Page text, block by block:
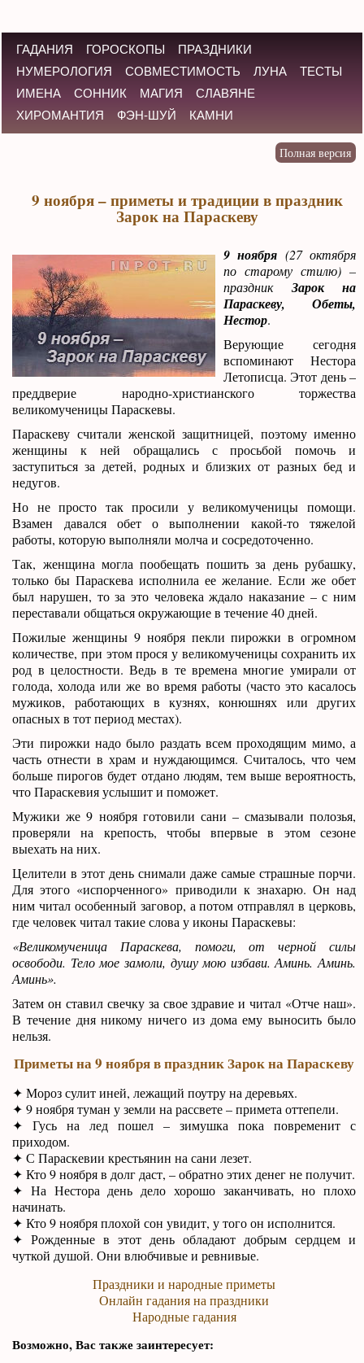
ГАДАНИЯ ГОРОСКОПЫ
ПРАЗДНИКИ
НУМЕРОЛОГИЯ
СОВМЕСТИМОСТЬ ЛУНА
ТЕСТЫ
ИМЕНА
СОННИК МАГИЯ
СЛАВЯНЕ
ХИРОМАНТИЯ
ФЭН-ШУЙ КАМНИ
9 ноября – приметы и традиции в праздник
Зарок на Параскеву
9 ноября (27 октября
по старому стилю) –
праздник Зарок на
Параскеву, Обеты,
Нестор.
Верующие сегодня
вспоминают Нестора
Летописца. Этот день –
преддверие народно-христианского торжества
великомученицы Параскевы.
Параскеву считали женской защитницей, поэтому именно
женщины к ней обращались с просьбой помочь и
заступиться за детей, родных и близких от разных бед и
недугов.
Но не просто так просили у великомученицы помощи.
Взамен давался обет о выполнении какой-то тяжелой
работы, которую выполняли молча и сосредоточенно.
Так, женщина могла пообещать пошить за день рубашку,
только бы Параскева исполнила ее желание. Если же обет
был нарушен, то за это человека ждало наказание – с ним
переставали общаться окружающие в течение 40 дней.
Пожилые женщины 9 ноября пекли пирожки в огромном
количестве, при этом прося у великомученицы сохранить их
род в целостности. Ведь в те времена многие умирали от
голода, холода или же во время работы (часто это касалось
мужиков, работающих в кузнях, конюшнях или других
опасных в тот период местах).
Эти пирожки надо было раздать всем проходящим мимо, а
часть отнести в храм и нуждающимся. Считалось, что чем
больше пирогов будет отдано людям, тем выше вероятность,
что Параскевия услышит и поможет.
Мужики же 9 ноября готовили сани – смазывали полозья,
проверяли на крепость, чтобы впервые в этом сезоне
выехать на них.
Целители в этот день снимали даже самые страшные порчи.
Для этого «испорченного» приводили к знахарю. Он над
ним читал особенный заговор, а потом отправлял в церковь,
где человек читал такие слова у иконы Параскевы:
«Великомученица Параскева, помоги, от черной силы
освободи. Тело мое замоли, душу мою избави. Аминь. Аминь.
Аминь».
Затем он ставил свечку за свое здравие и читал «Отче наш».
В течение дня никому ничего из дома ему выносить было
нельзя.
Приметы на 9 ноября в праздник Зарок на Параскеву
✦ Мороз сулит иней, лежащий поутру на деревьях.
✦ 9 ноября туман у земли на рассвете – примета оттепели.
✦ Гусь на лед пошел – зимушка пока повременит с
приходом.
✦ С Параскевии крестьянин на сани лезет.
✦ Кто 9 ноября в долг даст, – обратно этих денег не получит.
✦ На Нестора день дело хорошо заканчивать, но плохо
начинать.
✦ Кто 9 ноября плохой сон увидит, у того он исполнится.
✦ Рожденные в этот день обладают добрым сердцем и
чуткой душой. Они влюбчивые и ревнивые.
Праздники и народные приметы
Онлайн гадания на праздники
Народные гадания
Возможно, Вас также заинтересует: